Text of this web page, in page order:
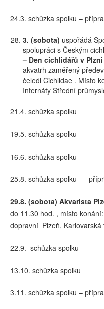
24.3. schůzka spolku –
3. (sobota) uspořádá
spolupráci s Českým
– Den cichlidářů v Plzni
akvatrh zaměřený
čeledi Cichlidae . Místo
Internáty Střední
21.4. schůzka spolku
19.5. schůzka spolku
16.6. schůzka spolku
25.8. schůzka spolku –
29.8. (sobota) Akvarista
do 11.30 hod. , místo
dopravní Plzeň,
22.9. schůzka spolku
13.10. schůzka spolku
3.11. schůzka spolku –